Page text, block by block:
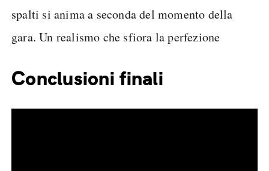
spalti si anima a seconda del momento della
gara. Un realismo che sfiora la perfezione
Conclusioni finali